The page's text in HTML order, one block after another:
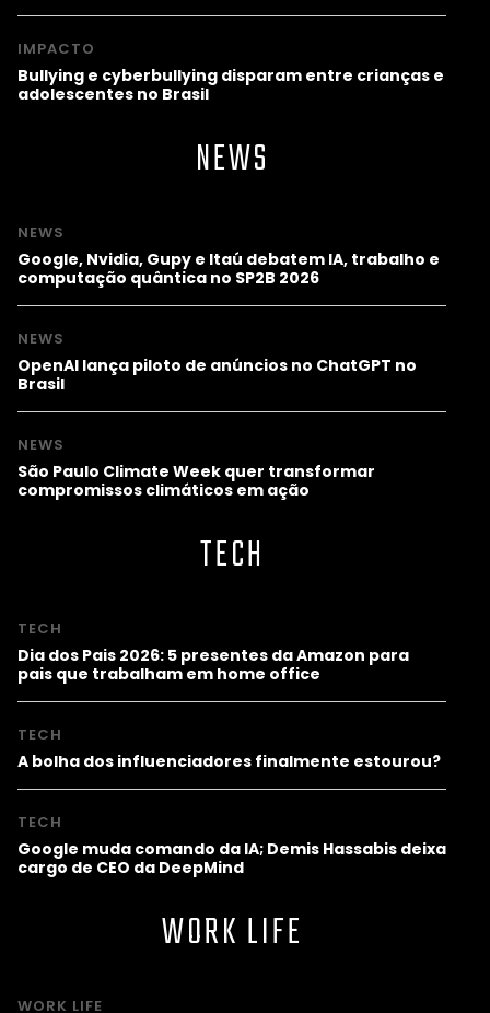
IMPACTO
Bullying e cyberbullying disparam entre crianças e
adolescentes no Brasil
NEWS
NEWS
Google, Nvidia, Gupy e Itaú debatem IA, trabalho e
computação quântica no SP2B 2026
NEWS
OpenAI lança piloto de anúncios no ChatGPT no
Brasil
NEWS
São Paulo Climate Week quer transformar
compromissos climáticos em ação
TECH
TECH
Dia dos Pais 2026: 5 presentes da Amazon para
pais que trabalham em home office
TECH
A bolha dos influenciadores finalmente estourou?
TECH
Google muda comando da IA; Demis Hassabis deixa
cargo de CEO da DeepMind
WORK LIFE
WORK LIFE